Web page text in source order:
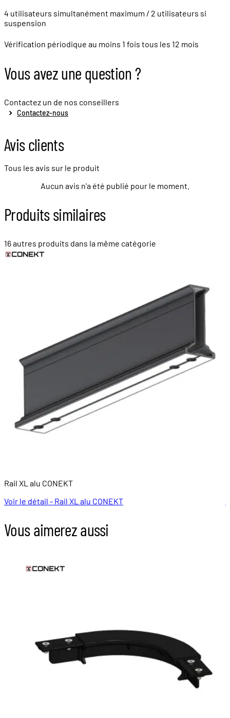
4 utilisateurs simultanément maximum / 2 utilisateurs si
suspension
Vérification périodique au moins 1 fois tous les 12 mois
Vous avez une question ?
Contactez un de nos conseillers
Contactez-nous
Avis clients
Tous les avis sur le produit
Aucun avis n'a été publié pour le moment.
Produits similaires
16 autres produits dans la même catégorie
Rail XL alu CONEKT
Voir le détail - Rail XL alu CONEKT
Vous aimerez aussi